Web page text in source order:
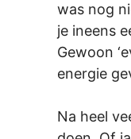
was nog
je ineens
Gewoon
energie
Na heel